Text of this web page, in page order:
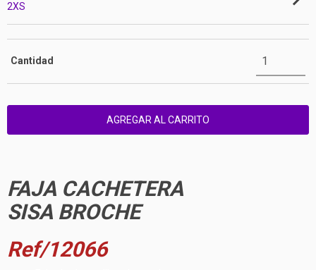
2XS
Cantidad
FAJA CACHETERA
SISA BROCHE
Ref/12066